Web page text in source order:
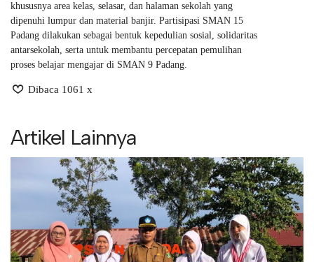
khususnya area kelas, selasar, dan halaman sekolah yang
dipenuhi lumpur dan material banjir. Partisipasi SMAN 15
Padang dilakukan sebagai bentuk kepedulian sosial, solidaritas
antarsekolah, serta untuk membantu percepatan pemulihan
proses belajar mengajar di SMAN 9 Padang.
Dibaca 1061 x
Artikel Lainnya